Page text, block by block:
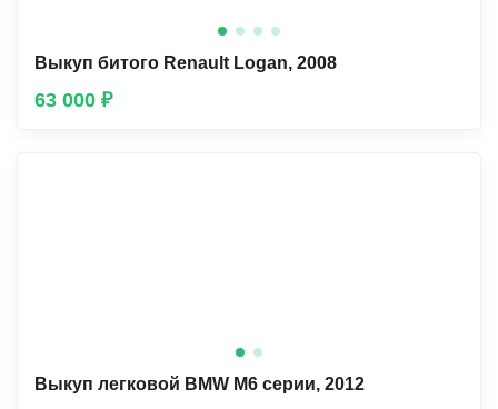
Выкуп битого Renault Lоgan, 2008
63 000 ₽
Выкуп легковой BMW М6 серии, 2012